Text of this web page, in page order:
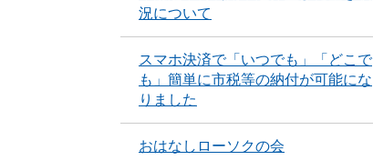
況について
スマホ決済で「いつでも」「どこで
も」簡単に市税等の納付が可能にな
りました
おはなしローソクの会